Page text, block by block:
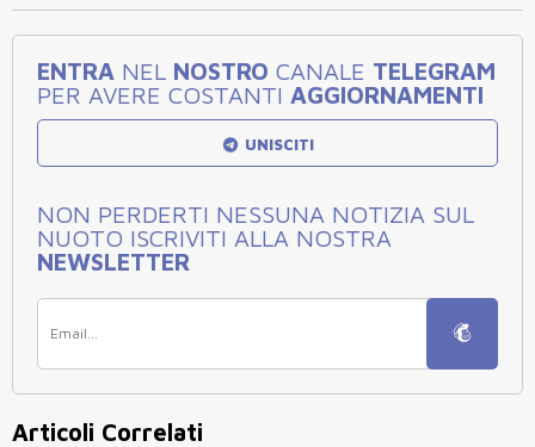
ENTRA NEL NOSTRO CANALE TELEGRAM
PER AVERE COSTANTI AGGIORNAMENTI
UNISCITI
NON PERDERTI NESSUNA NOTIZIA SUL
NUOTO ISCRIVITI ALLA NOSTRA
NEWSLETTER
Articoli Correlati